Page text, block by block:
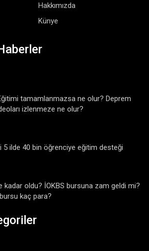
Hakkımızda
Künye
tamamlanmazsa ne olur? Deprem
izlenmeze ne olur?
5 ilde 40 bin öğrenciye eğitim desteği
kadar oldu? İOKBS bursuna zam geldi mi?
kaç para?